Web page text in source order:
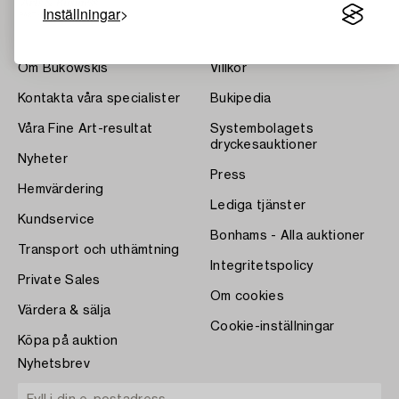
Inställningar
Om Bukowskis
Kontakta våra specialister
Våra Fine Art-resultat
Nyheter
Hemvärdering
Kundservice
Transport och uthämtning
Private Sales
Värdera & sälja
Köpa på auktion
Villkor
Bukipedia
Systembolagets
dryckesauktioner
Press
Lediga tjänster
Bonhams - Alla auktioner
Integritetspolicy
Om cookies
Cookie-inställningar
Nyhetsbrev